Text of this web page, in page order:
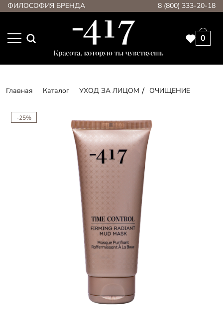
ФИЛОСОФИЯ БРЕНДА 8 (800) 333-20-18
0
Главная Каталог УХОД ЗА ЛИЦОМ ОЧИЩЕНИЕ
-25%